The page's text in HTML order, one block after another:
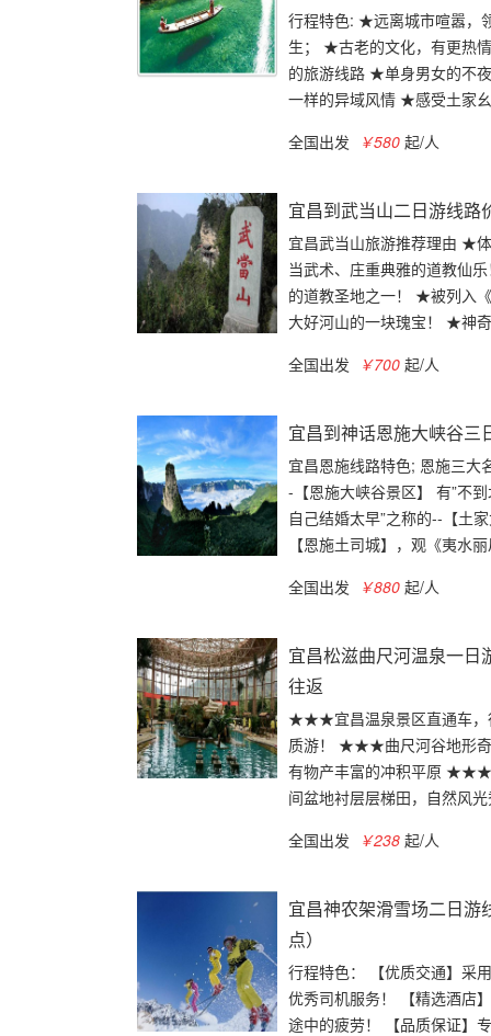
行程特色: ★远离城市喧嚣，
生； ★古老的文化，有更热
的旅游线路 ★单身男女的不
一样的异域风情 ★感受土家
全国出发
￥580 起/人
宜昌到武当山二日游线路
宜昌武当山旅游推荐理由 ★
当武术、庄重典雅的道教仙
的道教圣地之一！ ★被列入
大好河山的一块瑰宝！ ★神
全国出发
￥700 起/人
宜昌到神话恩施大峡谷三
宜昌恩施线路特色; 恩施三大
-【恩施大峡谷景区】 有”不
自己结婚太早”之称的--【土
【恩施土司城】，观《夷水
全国出发
￥880 起/人
宜昌松滋曲尺河温泉一日
往返
★★★宜昌温泉景区直通车，
质游！ ★★★曲尺河谷地形奇
有物产丰富的冲积平原 ★★★
间盆地衬层层梯田，自然风
全国出发
￥238 起/人
宜昌神农架滑雪场二日游
点）
行程特色： 【优质交通】采
优秀司机服务！ 【精选酒店
途中的疲劳！ 【品质保证】